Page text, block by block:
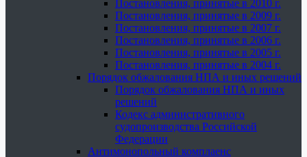
Постановления, принятые в 2010 г.
Постановления, принятые в 2009 г.
Постановления, принятые в 2007 г.
Постановления, принятые в 2006 г.
Постановления, принятые в 2005 г.
Постановления, принятые в 2004 г.
Порядок обжалования НПА и иных решений
Порядок обжалования НПА и иных
решений
Кодекс административного
судопроизводства Российской
Федерации
Антимонопольный комплаенс